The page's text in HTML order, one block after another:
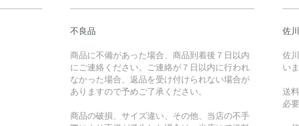
不良品
商品に不備があった場合、商品到着後７日以内
にご連絡ください。ご連絡が７日以内に行われ
なかった場合、返品を受け付けられない場合が
ありますので予めご了承ください。
商品の破損、サイズ違い、その他、当店の不手
佐
佐
い
送
必